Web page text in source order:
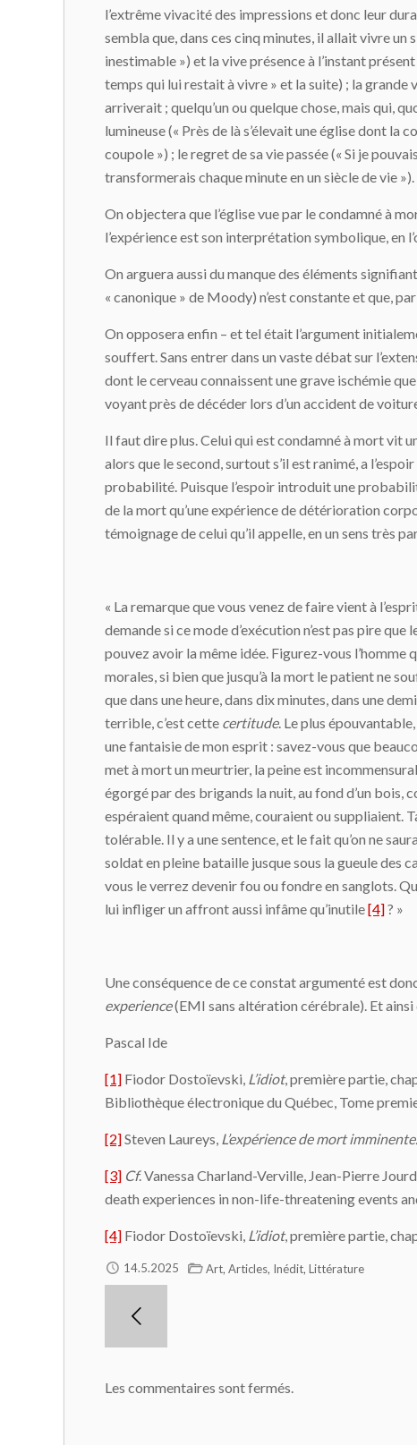
l’extrême vivacité des impressions et donc leur
sembla que, dans ces cinq minutes, il allait vivre un
inestimable ») et la vive présence à l’instant
temps qui lui restait à vivre » et la suite) ; la
arriverait ; quelqu’un ou quelque chose, mais qui,
lumineuse (« Près de là s’élevait une église dont
coupole ») ; le regret de sa vie passée (« Si je
transformerais chaque minute en un siècle de vie
On objectera que l’église vue par le condamné à
l’expérience est son interprétation symbolique, en
On arguera aussi du manque des éléments
« canonique » de Moody) n’est constante et que,
On opposera enfin – et tel était l’argument
souffert. Sans entrer dans un vaste débat sur
dont le cerveau connaissent une grave ischémie
voyant près de décéder lors d’un accident de
Il faut dire plus. Celui qui est condamné à mort vit
alors que le second, surtout s’il est ranimé, a
probabilité. Puisque l’espoir introduit une
de la mort qu’une expérience de détérioration
témoignage de celui qu’il appelle, en un sens très
« La remarque que vous venez de faire vient à
demande si ce mode d’exécution n’est pas pire
pouvez avoir la même idée. Figurez-vous
morales, si bien que jusqu’à la mort le patient ne
que dans une heure, dans dix minutes, dans une
terrible, c’est cette certitude. Le plus
une fantaisie de mon esprit : savez-vous que
met à mort un meurtrier, la peine est
égorgé par des brigands la nuit, au fond d’un bois,
espéraient quand même, couraient ou suppliaient.
tolérable. Il y a une sentence, et le fait qu’on ne
soldat en pleine bataille jusque sous la gueule des
vous le verrez devenir fou ou fondre en sanglots.
lui infliger un affront aussi infâme qu’inutile[4]? »
Une conséquence de ce constat argumenté est
experience(EMI sans altération cérébrale). Et ainsi
Pascal Ide
[1] Fiodor Dostoïevski, L’idiot, première partie,
Bibliothèque électronique du Québec, Tome
[2]Steven Laureys, L’expérience de mort imminente.
[3] Cf. Vanessa Charland-Verville, Jean-Pierre
death experiences in non-life-threatening events
[4] Fiodor Dostoïevski, L’idiot, première partie,
14.5.2025 Art, Articles, Inédit, Littérature
Les commentaires sont fermés.